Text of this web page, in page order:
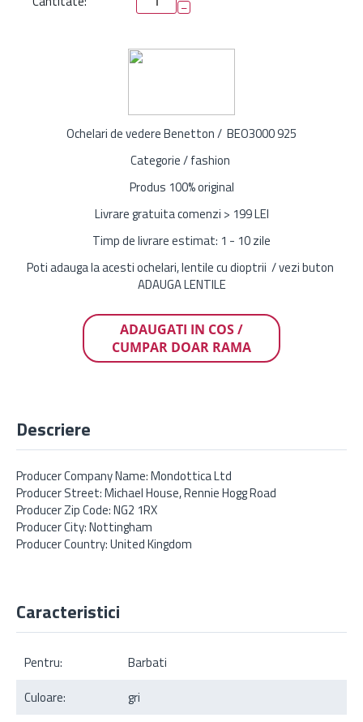
−
Ochelari de vedere Benetton / BEO3000 925
Categorie / fashion
Produs 100% original
Livrare gratuita comenzi > 199 LEI
Timp de livrare estimat: 1 - 10 zile
Poti adauga la acesti ochelari, lentile cu dioptrii / vezi buton
ADAUGA LENTILE
ADAUGATI IN COS /
CUMPAR DOAR RAMA
Descriere
Producer Company Name: Mondottica Ltd
Producer Street: Michael House, Rennie Hogg Road
Producer Zip Code: NG2 1RX
Producer City: Nottingham
Producer Country: United Kingdom
Caracteristici
Pentru:
Barbati
Culoare:
gri